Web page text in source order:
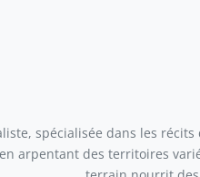
spécialisée dans les
arpentant des territoires